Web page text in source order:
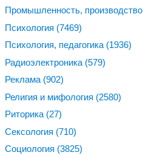
Промышленность, производство
Психология (7469)
Психология, педагогика (1936)
Радиоэлектроника (579)
Реклама (902)
Религия и мифология (2580)
Риторика (27)
Сексология (710)
Социология (3825)